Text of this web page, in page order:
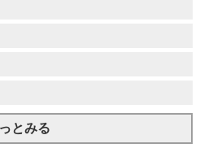
とみる